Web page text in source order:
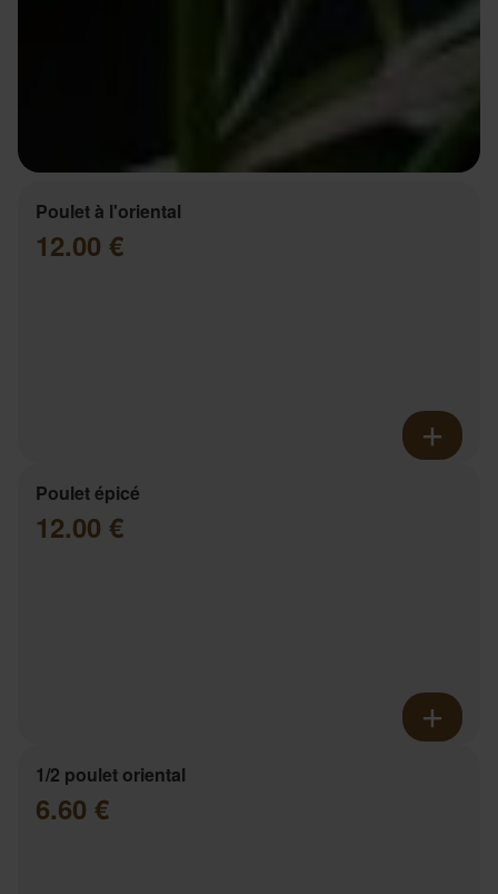
Poulet à l'oriental
12.00 €
Poulet épicé
12.00 €
1/2 poulet oriental
6.60 €